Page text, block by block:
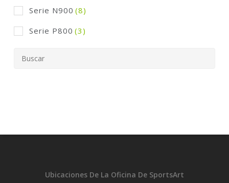
Serie N900 (8)
Serie P800 (3)
Ubicaciones De La Oficina De SportsArt